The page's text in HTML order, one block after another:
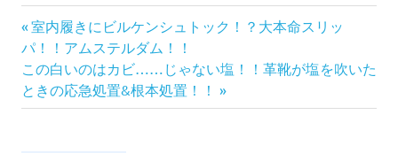
投
稿
ナ
前
の
記
事:
室内履きにビルケンシュトック！？大本命スリッ
パ！！アムステルダム！！
次
の
記
この白いのはカビ……じゃない塩！！革靴が塩を吹いた
ときの応急処置&根本処置！！